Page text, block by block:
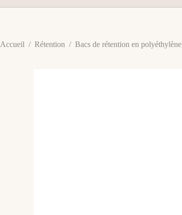
Accueil / Rétention / Bacs de rétention en polyéthylène